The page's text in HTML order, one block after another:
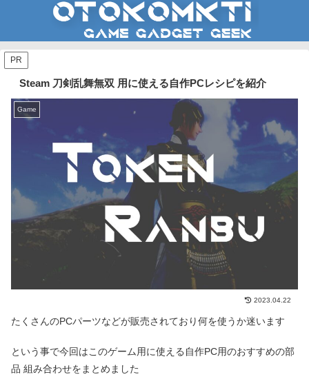
PR
Steam 刀剣乱舞無双 用に使える自作PCレシピを紹介
Game
2023.04.22
たくさんのPCパーツなどが販売されており何を使うか迷います
という事で今回はこのゲーム用に使える自作PC用のおすすめの部
品 組み合わせをまとめました